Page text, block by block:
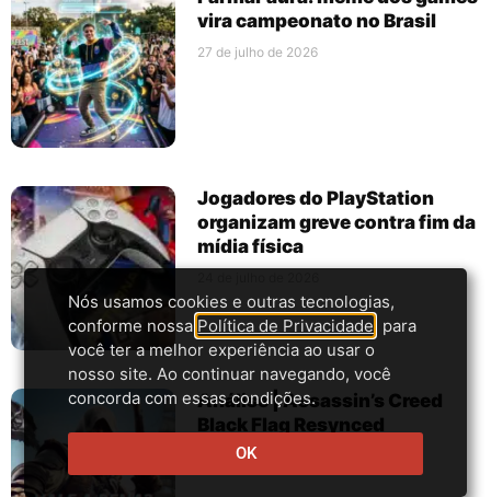
vira campeonato no Brasil
27 de julho de 2026
Jogadores do PlayStation
organizam greve contra fim da
mídia física
Análise | Assassin’s Creed
Black Flag Resynced
22 de julho de 2026
Nós usamos cookies e outras tecnologias,
conforme nossa Política de Privacidade , para
você ter a melhor experiência ao usar o
nosso site. Ao continuar navegando, você
concorda com essas condições.
OK